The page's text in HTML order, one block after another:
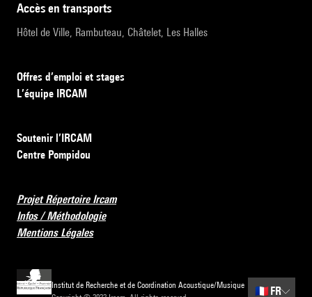
accès en transports
Hôtel de Ville, Rambuteau, Châtelet, Les Halles
Offres d’emploi et stages
L’équipe IRCAM
Soutenir l’IRCAM
Centre Pompidou
Projet Répertoire Ircam
Infos / Méthodologie
Mentions Légales
Institut de Recherche et de Coordination Acoustique/Musique
🇫🇷 FR